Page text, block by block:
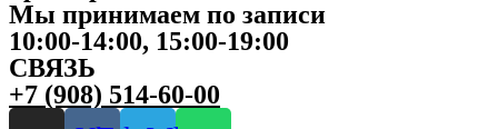
Мы принимаем по записи
10:00-14:00, 15:00-19:00
СВЯЗЬ
+7 (908) 514-60-00